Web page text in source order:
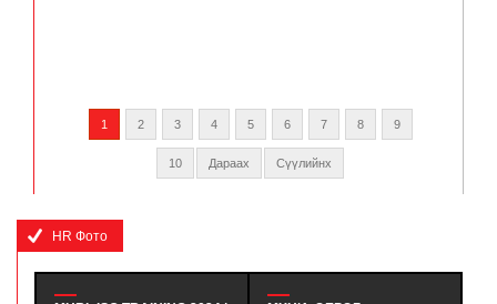
1 2 3 4 5 6 7 8 9
10 Дараах Сүүлийнх
HR Фото